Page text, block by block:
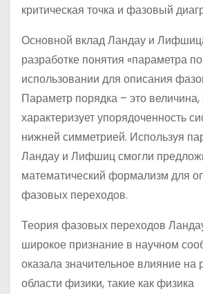
критическая точка и фазовый
Основной вклад Ландау и
разработке понятия «параметра
использовании для описания
Параметр порядка – это величина,
характеризует упорядоченность
нижней симметрией. Используя
Ландау и Лифшиц смогли
математический формализм для
фазовых переходов.
Теория фазовых переходов
широкое признание в научном
оказала значительное влияние на
области физики, такие как физика